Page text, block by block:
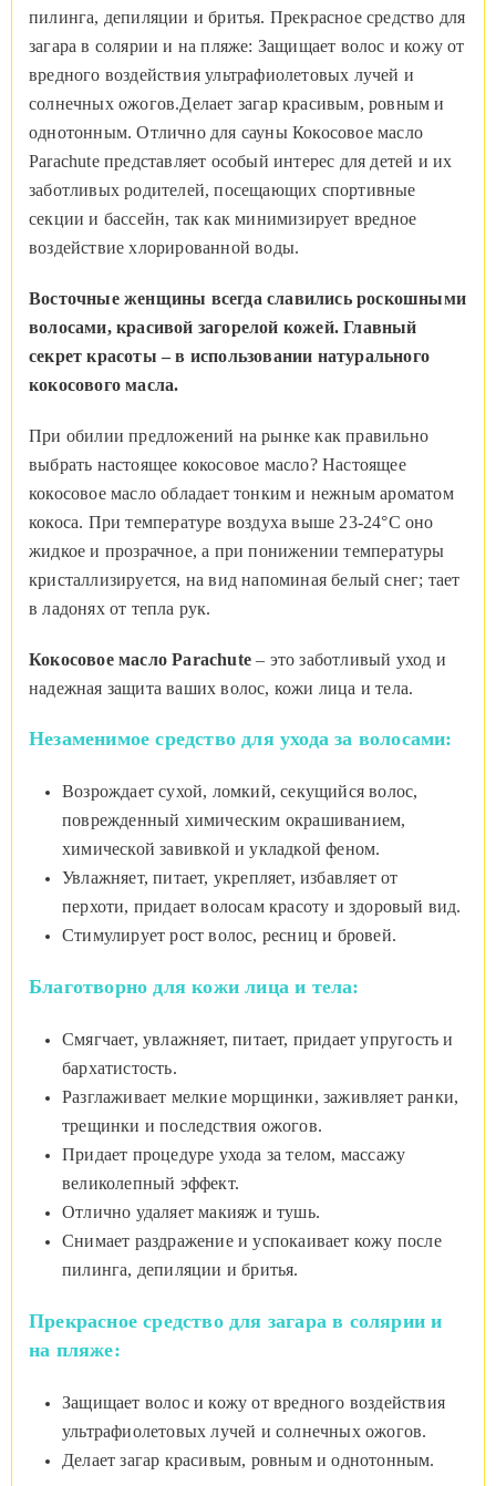
пилинга, депиляции и бритья. Прекрасное средство для
загара в солярии и на пляже: Защищает волос и кожу от
вредного воздействия ультрафиолетовых лучей и
солнечных ожогов.Делает загар красивым, ровным и
однотонным. Отлично для сауны Кокосовое масло
Parachute представляет особый интерес для детей и их
заботливых родителей, посещающих спортивные
секции и бассейн, так как минимизирует вредное
воздействие хлорированной воды.
Восточные женщины всегда славились роскошными
волосами, красивой загорелой кожей. Главный
секрет красоты – в использовании натурального
кокосового масла.
При обилии предложений на рынке как правильно
выбрать настоящее кокосовое масло? Настоящее
кокосовое масло обладает тонким и нежным ароматом
кокоса. При температуре воздуха выше 23-24°С оно
жидкое и прозрачное, а при понижении температуры
кристаллизируется, на вид напоминая белый снег; тает
в ладонях от тепла рук.
Кокосовое масло Parachute – это заботливый уход и
надежная защита ваших волос, кожи лица и тела.
Незаменимое средство для ухода за волосами:
Возрождает сухой, ломкий, секущийся волос,
поврежденный химическим окрашиванием,
химической завивкой и укладкой феном.
Увлажняет, питает, укрепляет, избавляет от
перхоти, придает волосам красоту и здоровый вид.
Стимулирует рост волос, ресниц и бровей.
Благотворно для кожи лица и тела:
Смягчает, увлажняет, питает, придает упругость и
бархатистость.
Разглаживает мелкие морщинки, заживляет ранки,
трещинки и последствия ожогов.
Придает процедуре ухода за телом, массажу
великолепный эффект.
Отлично удаляет макияж и тушь.
Снимает раздражение и успокаивает кожу после
пилинга, депиляции и бритья.
Прекрасное средство для загара в солярии и
на пляже:
Защищает волос и кожу от вредного воздействия
ультрафиолетовых лучей и солнечных ожогов.
Делает загар красивым, ровным и однотонным.